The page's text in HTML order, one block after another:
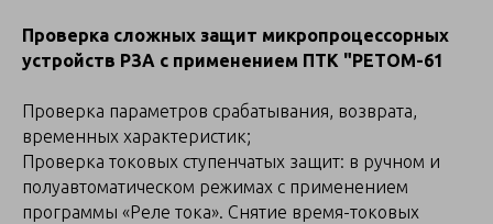
Проверка сложных защит микропроцессорных
устройств РЗА с применением ПТК "РЕТОМ-61
Проверка параметров срабатывания, возврата,
временных характеристик;
Проверка токовых ступенчатых защит: в ручном и
полуавтоматическом режимах с применением
программы «Реле тока». Снятие время-токовых